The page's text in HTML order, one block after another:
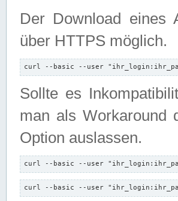
Der Download eines
über HTTPS möglich.
curl --basic --user
Sollte es
man als Workaround
Option auslassen.
curl --basic --user
curl --basic --user